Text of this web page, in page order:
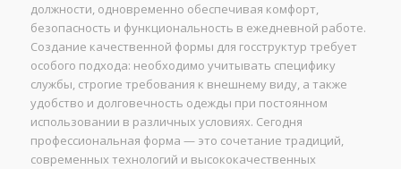
должности, одновременно обеспечивая комфорт,
безопасность и функциональность в ежедневной работе.
Создание качественной формы для госструктур требует
особого подхода: необходимо учитывать специфику
службы, строгие требования к внешнему виду, а также
удобство и долговечность одежды при постоянном
использовании в различных условиях. Сегодня
профессиональная форма — это сочетание традиций,
современных технологий и высококачественных